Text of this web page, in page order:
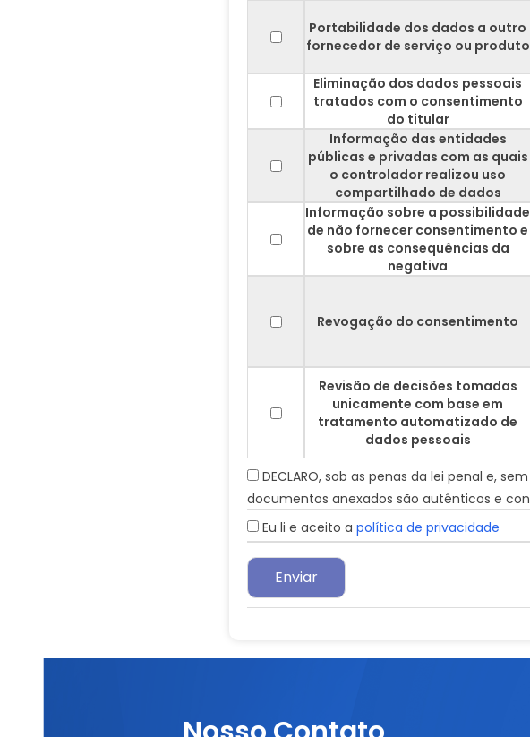
Portabilidade dos dados a outro
fornecedor de serviço ou produto
Eliminação dos dados pessoais
tratados com o consentimento
do titular
Informação das entidades
públicas e privadas com as quais
o controlador realizou uso
compartilhado de dados
Informação sobre a possibilidade
de não fornecer consentimento e
sobre as consequências da
negativa
Revogação do consentimento
Revisão de decisões tomadas
unicamente com base em
tratamento automatizado de
dados pessoais
DECLARO, sob as penas da lei penal e,
documentos anexados são autênticos e
Eu li e aceito apolítica de privacidade